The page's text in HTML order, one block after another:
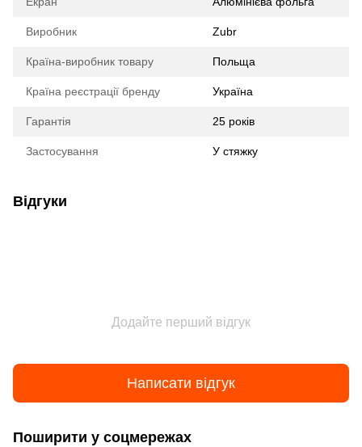
Виробник Zubr
Країна-виробник товару Польща
Країна реєстрації бренду Україна
Гарантія 25 років
Застосування У стяжку
Відгуки
Додайте перший відгук
Написати відгук
Поширити у соцмережах